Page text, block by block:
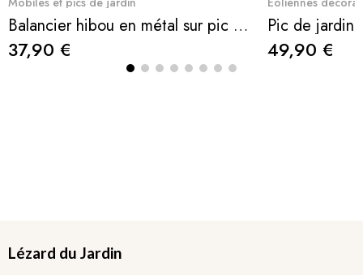
Balancier hibou en métal sur pic - Décoration mobile de jardin 143 cm
37,90 € 49,90 €
Lézard du Jardin